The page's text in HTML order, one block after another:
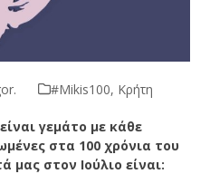
#Μikis100, Κρήτη
γεμάτο με κάθε
στα 100 χρόνια του
στον Ιούλιο είναι: